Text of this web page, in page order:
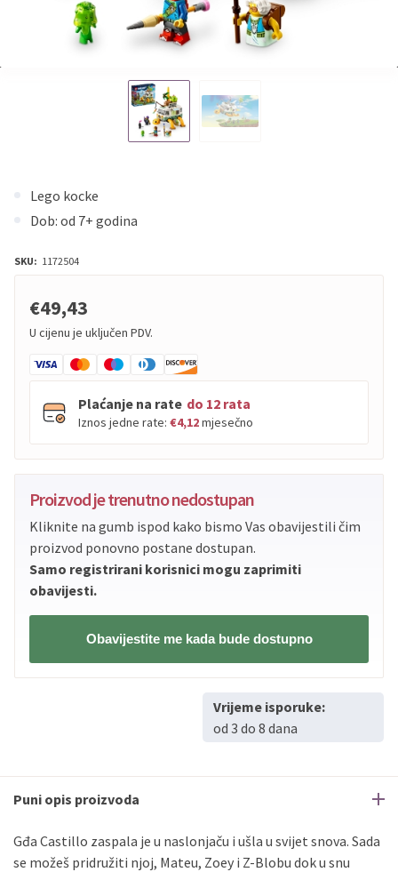
Lego kocke
Dob: od 7+ godina
SKU: 1172504
€49,43
U cijenu je uključen PDV.
Plaćanje na rate do 12 rata
Iznos jedne rate: €4,12mjesečno
Visa Premium
Erste
Diners do12rata
Maestro do
Erste
Sve banke Visa
Jednokratno
Jednokratno
Proizvod je trenutno nedostupan
Kliknite na gumb ispod kako bismo Vas obavijestili čim
proizvod ponovno postane dostupan.
Samo registrirani korisnici mogu zaprimiti
obavijesti.
Obavijestite me kada bude dostupno
Vrijeme isporuke:
od 3 do 8 dana
Puni opis proizvoda
Gđa Castillo zaspala je u naslonjaču i ušla u svijet snova. Sada
se možeš pridružiti njoj, Mateu, Zoey i Z-Blobu dok u snu